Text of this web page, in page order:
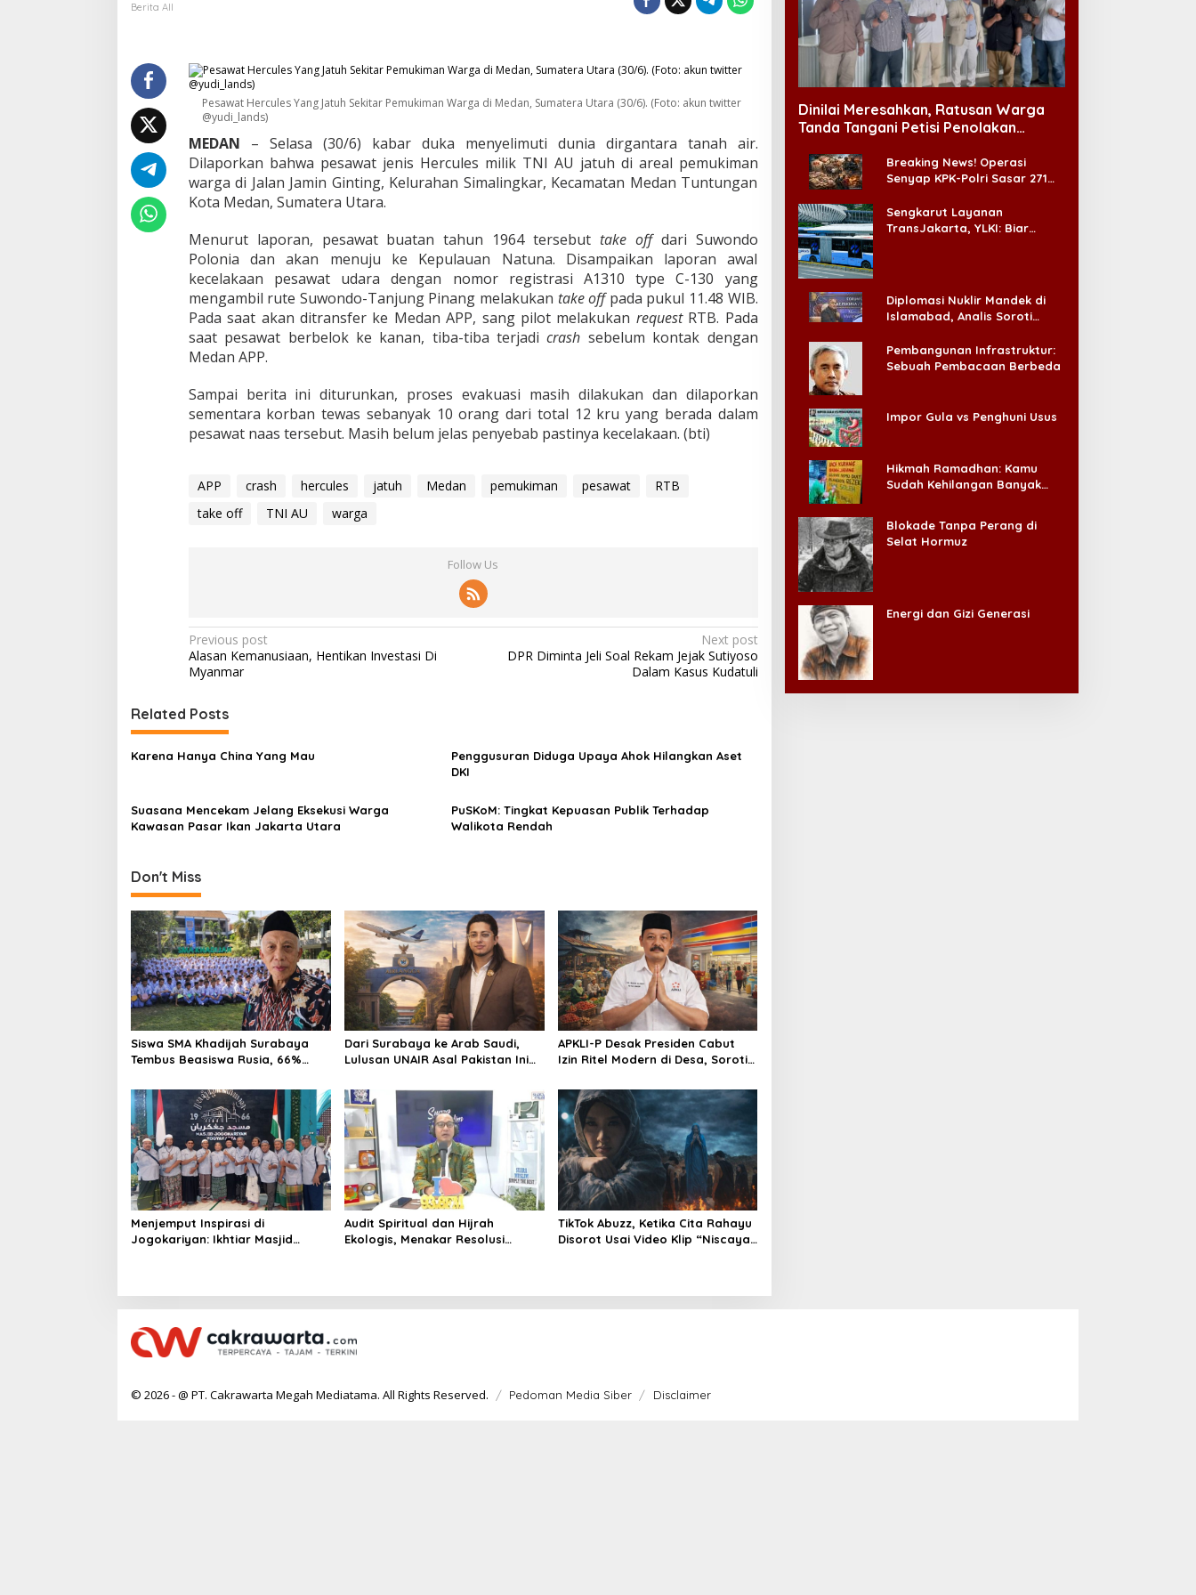
u
l
e
s
i
l
i
k
A
U
J
t
u
h
i
p
a
m
r
g
a
Berita All
Pesawat Hercules Yang Jatuh Sekitar Pemukiman Warga di Medan, Sumatera Utara (30/6). (Foto: akun twitter
@yudi_lands)
MEDAN – Selasa (30/6) kabar duka menyelimuti dunia dirgantara tanah air.
Dilaporkan bahwa pesawat jenis Hercules milik TNI AU jatuh di areal pemukiman
warga di Jalan Jamin Ginting, Kelurahan Simalingkar, Kecamatan Medan Tuntungan
Kota Medan, Sumatera Utara.
Menurut laporan, pesawat buatan tahun 1964 tersebut take offdari Suwondo
Polonia dan akan menuju ke Kepulauan Natuna. Disampaikan laporan awal
kecelakaan pesawat udara dengan nomor registrasi A1310 type C-130 yang
mengambil rute Suwondo-Tanjung Pinang melakukan take offpada pukul 11.48 WIB.
Pada saat akan ditransfer ke Medan APP, sang pilot melakukan requestRTB. Pada
saat pesawat berbelok ke kanan, tiba-tiba terjadicrash sebelum kontak dengan
Medan APP.
Sampai berita ini diturunkan, proses evakuasi masih dilakukan dan dilaporkan
sementara korban tewas sebanyak 10 orang dari total 12 kru yang berada dalam
pesawat naas tersebut. Masih belum jelas penyebab pastinya kecelakaan. (bti)
APP crash hercules jatuh Medan pemukiman pesawat
RTB
take off
TNI AU warga
Follow Us
P
o
t
n
a
i
a
t
i
o
n
Previous post
Alasan Kemanusiaan, Hentikan Investasi Di
Myanmar
Next post
DPR Diminta Jeli Soal Rekam Jejak Sutiyoso
Dalam Kasus Kudatuli
Related Posts
Karena Hanya China Yang Mau
Penggusuran Diduga Upaya Ahok Hilangkan Aset
DKI
Suasana Mencekam Jelang Eksekusi Warga
Kawasan Pasar Ikan Jakarta Utara
PuSKoM: Tingkat Kepuasan Publik Terhadap
Walikota Rendah
Don't Miss
Siswa SMA Khadijah Surabaya
Tembus Beasiswa Rusia, 66%
Dari Surabaya ke Arab Saudi,
Lulusan UNAIR Asal Pakistan Ini
APKLI-P Desak Presiden Cabut
Izin Ritel Modern di Desa, Soroti
Menjemput Inspirasi di
Jogokariyan: Ikhtiar Masjid
Audit Spiritual dan Hijrah
Ekologis, Menakar Resolusi
TikTok Abuzz, Ketika Cita Rahayu
Disorot Usai Video Klip “Niscaya
Dinilai Meresahkan, Ratusan Warga
Tanda Tangani Petisi Penolakan
Breaking News! Operasi
Senyap KPK-Polri Sasar 271
Ada ‘Badai Pemeriksaan’
Sengkarut Layanan
TransJakarta, YLKI: Biar
Diplomasi Nuklir Mandek di
Islamabad, Analis Soroti
Pembangunan Infrastruktur:
Sebuah Pembacaan Berbeda
Impor Gula vs Penghuni Usus
Hikmah Ramadhan: Kamu
Sudah Kehilangan Banyak
Blokade Tanpa Perang di
Selat Hormuz
Energi dan Gizi Generasi
© 2026 - @ PT. Cakrawarta Megah Mediatama. All Rights Reserved. Pedoman Media Siber Disclaimer